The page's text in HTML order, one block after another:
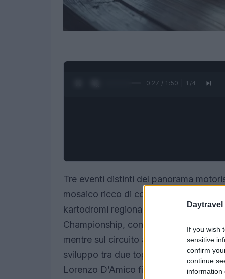
Daytravel
If you wish
sensitive
confirm
continue
information
0:28 / 1:50 1 /4
Tre eventi distinti del panorama
mosaico ricco di contenuti: dal cuore
kartodromi regionali. Il
Rally di Roma
Championship, concentra
mentre sul circuito austriaco una
sviluppo tra due top team di Formula
Lorenzo D’Amico firma un podio che